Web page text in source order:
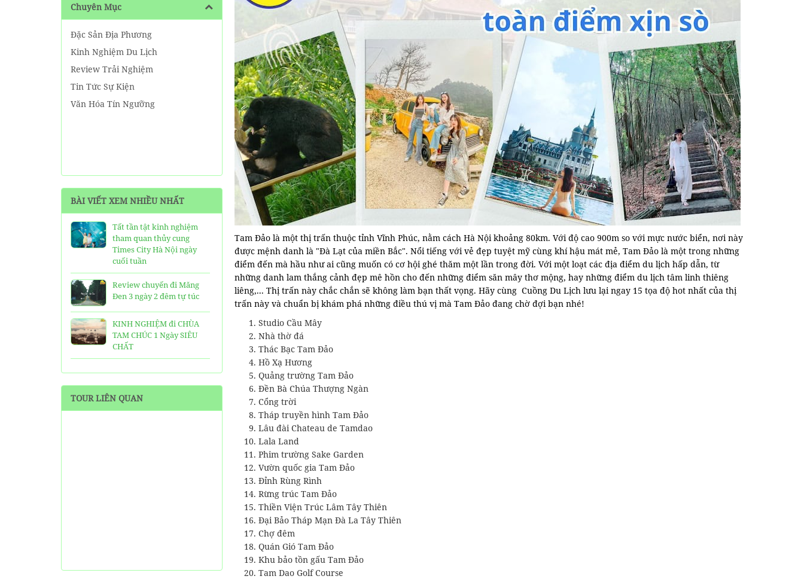
Chuyên Mục
Đặc Sản Địa Phương
Kinh Nghiệm Du Lịch
Review Trải Nghiệm
Tin Tức Sự Kiện
Văn Hóa Tín Ngưỡng
BÀI VIẾT XEM NHIỀU NHẤT
Tất tần tật kinh nghiệm
tham quan thủy cung
Times City Hà Nội ngày
cuối tuần
Review chuyến đi Măng
Đen 3 ngày 2 đêm tự túc
KINH NGHIỆM đi CHÙA
TAM CHÚC 1 Ngày SIÊU
CHẤT
25 Ngôi Chùa ở Sài Gòn
TOP 16 địa điểm du lịch
Măng Đen tự túc từ A-Z
TOUR LIÊN QUAN
Tam Đảo là một thị trấn thuộc tỉnh Vĩnh Phúc, nằm cách Hà Nội khoảng 80km. Với độ cao 900m so với mực nước biển, nơi này
được mệnh danh là "Đà Lạt của miền Bắc". Nổi tiếng với vẻ đẹp tuyệt mỹ cùng khí hậu mát mẻ, Tam Đảo là một trong những
điểm đến mà hầu như ai cũng muốn có cơ hội ghé thăm một lần trong đời. Với một loạt các địa điểm du lịch hấp dẫn, từ
những danh lam thắng cảnh đẹp mê hồn cho đến những điểm săn mây thơ mộng, hay những điểm du lịch tâm linh thiêng
liêng,... Thị trấn này chắc chắn sẽ không làm bạn thất vọng. Hãy cùng Cuồng Du Lịch lưu lại ngay 15 tọa độ hot nhất của thị
trấn này và chuẩn bị khám phá những điều thú vị mà Tam Đảo đang chờ đợi bạn nhé!
Studio Cầu Mây
Nhà thờ đá
Thác Bạc Tam Đảo
Hồ Xạ Hương
Quảng trường Tam Đảo
Đền Bà Chúa Thượng Ngàn
Cổng trời
Tháp truyền hình Tam Đảo
Lâu đài Chateau de Tamdao
Lala Land
Phim trường Sake Garden
Vườn quốc gia Tam Đảo
Đỉnh Rùng Rình
Rừng trúc Tam Đảo
Thiền Viện Trúc Lâm Tây Thiên
Đại Bảo Tháp Mạn Đà La Tây Thiên
Chợ đêm
Quán Gió Tam Đảo
Khu bảo tồn gấu Tam Đảo
Tam Dao Golf Course